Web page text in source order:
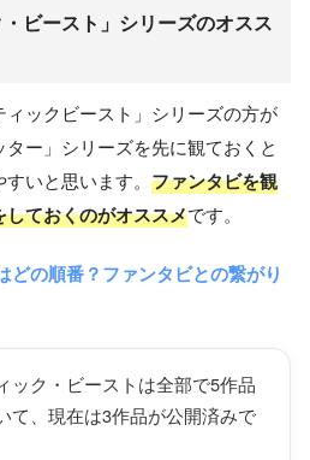
・ビースト」シリーズのオスス
ックビースト」シリーズの方が
ー」シリーズを先に観ておくと
いと思います。 ファンタビを観
ておくのがオススメです。
どの順番？ファンタビとの繋がり
ック・ビーストは全部で5作品
て、現在は3作品が公開済みで